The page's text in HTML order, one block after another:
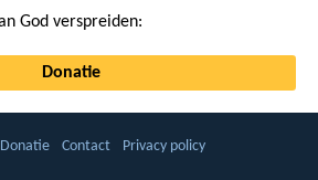
God verspreiden:
Donatie
Donatie Contact Privacy policy